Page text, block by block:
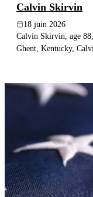
Calvin Skirvin
18 juin 2026
Calvin Skirvin, age
Ghent, Kentucky,